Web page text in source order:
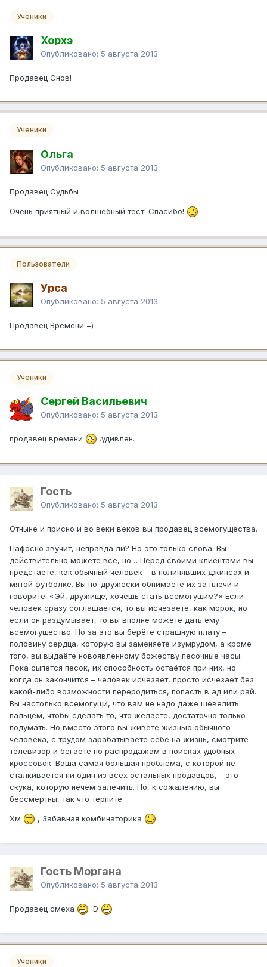
Ученики
Хорхэ
Опубликовано: 5 августа 2013
Продавец Снов!
Ученики
Ольга
Опубликовано: 5 августа 2013
Продавец Судьбы
Очень приятный и волшебный тест. Спасибо!
Пользователи
Урса
Опубликовано: 5 августа 2013
Продавец Времени =)
Ученики
Сергей Васильевич
Опубликовано: 5 августа 2013
продавец времени .удивлен.
Гость
Опубликовано: 5 августа 2013
Отныне и присно и во веки веков вы продавец всемогущества.
Пафосно звучит, неправда ли? Но это только слова. Вы
действительно можете всё, но… Перед своими клиентами вы
предстаёте, как обычный человек – в полинявших джинсах и
мятой футболке. Вы по-дружески обнимаете их за плечи и
говорите: «Эй, дружище, хочешь стать всемогущим?» Если
человек сразу соглашается, то вы исчезаете, как морок, но
если он раздумывает, то вы вполне можете дать ему
всемогущество. Но за это вы берёте страшную плату –
половину сердца, которую вы заменяете изумрудом, а кроме
того, вы выдаёте новоявленному божеству песочные часы.
Пока сыпется песок, их способность остаётся при них, но
когда он закончится – человек исчезает, просто исчезает без
какой-либо возможности переродиться, попасть в ад или рай.
Вы настолько всемогущи, что вам не надо даже шевелить
пальцем, чтобы сделать то, что желаете, достаточно только
подумать. Но вместо этого вы живёте жизнью обычного
человека, с трудом зарабатываете себе на жизнь, смотрите
телевизор и бегаете по распродажам в поисках удобных
кроссовок. Ваша самая большая проблема, с которой не
сталкивается ни один из всех остальных продавцов, - это
скука, которую нечем залечить. Но, к сожалению, вы
бессмертны, так что терпите.
Хм , Забавная комбинаторика
Гость Моргана
Опубликовано: 5 августа 2013
Продавец смеха :D
Ученики